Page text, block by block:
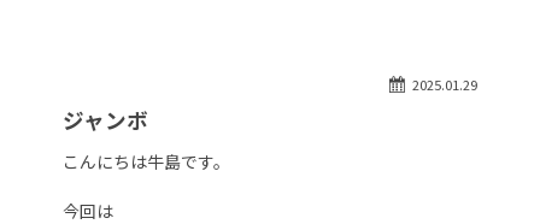
自動車保険2025.01.29
ジャンボ
こんにちは牛島です。
今回は